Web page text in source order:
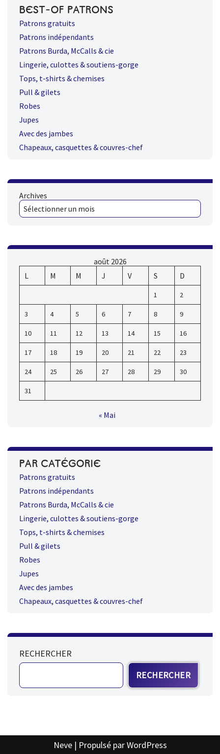
BEST-OF PATRONS
Patrons gratuits
Patrons indépendants
Patrons Burda, McCalls & cie
Lingerie, culottes & soutiens-gorge
Tops, t-shirts & chemises
Pull & gilets
Robes
Jupes
Avec des jambes
Chapeaux, casquettes & couvres-chef
Archives
août 2026
L
M M J V S D
1 2
3 4 5 6 7 8 9
10 11 12 13 14 15 16
17 18 19 20 21 22 23
24 25 26 27 28 29 30
31
« Mai
PAR CATÉGORIE
Patrons gratuits
Patrons indépendants
Patrons Burda, McCalls & cie
Lingerie, culottes & soutiens-gorge
Tops, t-shirts & chemises
Pull & gilets
Robes
Jupes
Avec des jambes
Chapeaux, casquettes & couvres-chef
RECHERCHER
RECHERCHER
Neve| Propulsé parWordPress